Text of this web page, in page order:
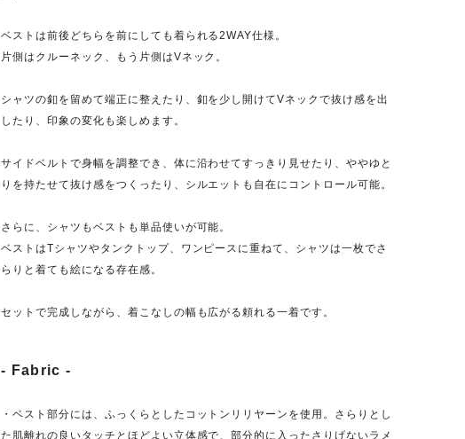
ベストは前後どちらを前にしても着られる2WAY仕様。
片側はクルーネック、もう片側はVネック。
シャツの釦を留めて端正に整えたり、釦を少し開けてVネックで抜け感を出
したり、印象の変化も楽しめます。
サイドベルトで身幅を調整でき、体に沿わせてすっきり見せたり、ややゆと
りを持たせて抜け感をつくったり、シルエットも自在にコントロール可能。
さらに、シャツもベストも単品使いが可能。
ベストはTシャツやタンクトップ、ワンピースに重ねて、シャツは一枚でさ
らりと着ても絵になる存在感。
セットで完成しながら、着こなしの幅も広がる頼れる一着です。
- Fabric -
・ベスト部分には、ふっくらとしたコットンリリヤーンを使用。さらりとし
た肌離れの良いタッチとほどよい立体感で、部分的に入ったさりげないラメ